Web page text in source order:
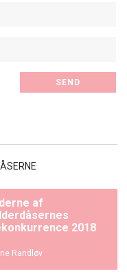
af
2018
Randløv